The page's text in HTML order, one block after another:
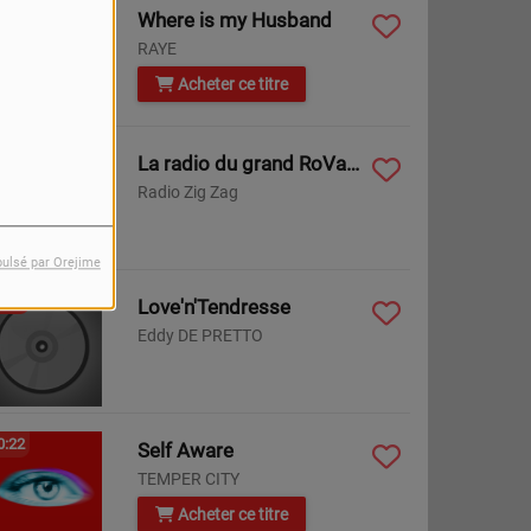
par Orejime
Where is my Husband
RAYE
Acheter ce titre
La radio du grand RoValTain!
Radio Zig Zag
Love'n'Tendresse
Eddy DE PRETTO
Self Aware
TEMPER CITY
Acheter ce titre